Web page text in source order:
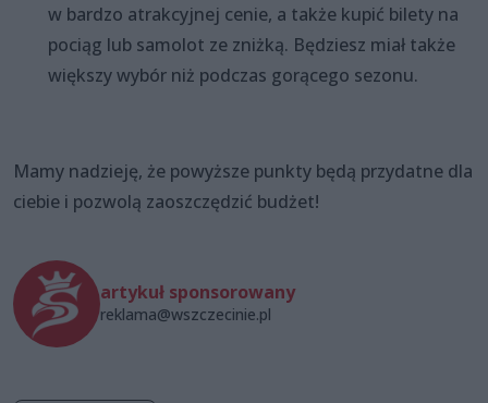
w bardzo atrakcyjnej cenie, a także kupić bilety na
pociąg lub samolot ze zniżką. Będziesz miał także
większy wybór niż podczas gorącego sezonu.
Mamy nadzieję, że powyższe punkty będą przydatne dla
ciebie i pozwolą zaoszczędzić budżet!
artykuł sponsorowany
reklama@wszczecinie.pl